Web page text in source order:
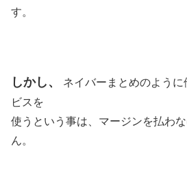
す。
しかし、
ネイバーまとめのよう
ビスを
使うという事は、マージンを払わ
ん。